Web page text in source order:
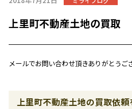
上里町不動産土地の買取
メールでお問い合わせ頂きありがとうご
上里町不動産土地の買取依頼